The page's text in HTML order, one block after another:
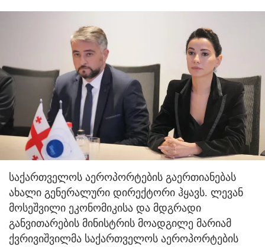
საქართველოს აეროპორტების გაერთიანებას
ახალი გენერალური დირექტორი ჰყავს. ლევან
მოსეშვილი ეკონომიკისა და მდგრადი
განვითარების მინისტრის მოადგილე მარიამ
ქვრივიშვილმა საქართველოს აეროპორტების